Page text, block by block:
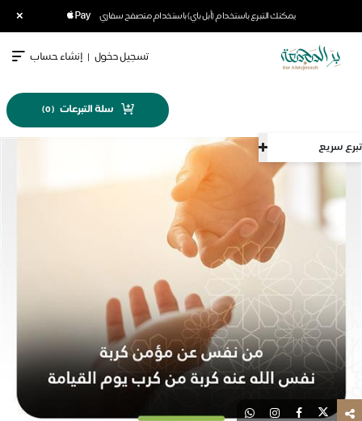
يمكنك التبرع باستخدام (أبل باي) باستخدام متصفح سفاري ×
تبرع سريع
تسجيل دخول | إنشاء حساب
سلة التبرعات (
0
)